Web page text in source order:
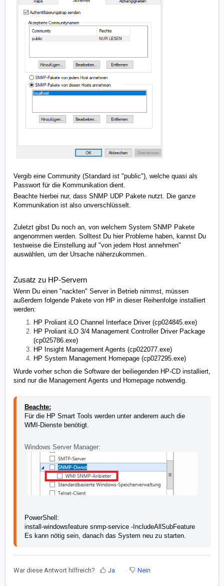
Vergib eine Community (Standard ist "public"), welche quasi als
Passwort für die Kommunikation dient.
Beachte hierbei nur, dass SNMP UDP Pakete nutzt. Die ganze
Kommunikation ist also unverschlüsselt.
Zuletzt gibst Du noch an, von welchem System SNMP Pakete
angenommen werden. Solltest Du hier Probleme haben, kannst Du
testweise die Einstellung auf "von jedem Host annehmen"
auswählen, um der Ursache näherzukommen.
Zusatz zu HP-Servern
Wenn Du einen "nackten" Server in Betrieb nimmst, müssen
außerdem folgende Pakete von HP in dieser Reihenfolge installiert
werden:
HP Proliant iLO Channel Interface Driver (cp024845.exe)
HP Proliant iLO 3/4 Management Controller Driver Package
(cp025786.exe)
HP Insight Management Agents (cp022077.exe)
HP System Management Homepage (cp027295.exe)
Wurde vorher schon die Software der beiliegenden HP-CD installiert,
sind nur die Management Agents und Homepage notwendig.
Beachte:
Für die HP Smart Tools werden unter anderem auch die
WMI-Dienste benötigt.
Windows Server Manager:
PowerShell:
install-windowsfeature snmp-service -IncludeAllSubFeature
Es kann nötig sein, danach das System neu zu starten.
War diese Antwort hilfreich? Ja Nein